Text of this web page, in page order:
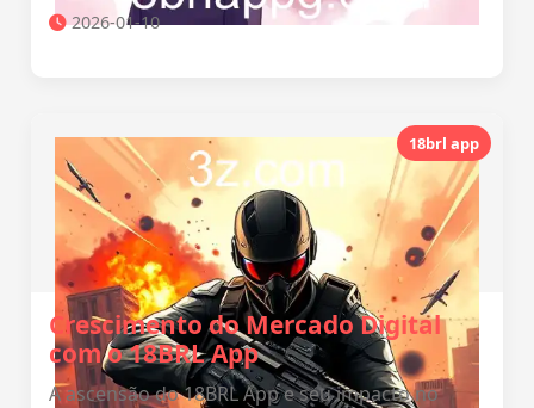
2026-01-10
18brl app
Crescimento do Mercado Digital
com o 18BRL App
A ascensão do 18BRL App e seu impacto no